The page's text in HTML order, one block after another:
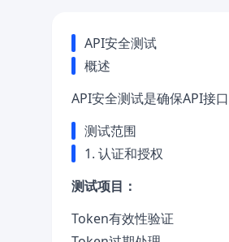
API安全测试
概述
API安全测试是确保API接
测试范围
1. 认证和授权
测试项目：
Token有效性验证